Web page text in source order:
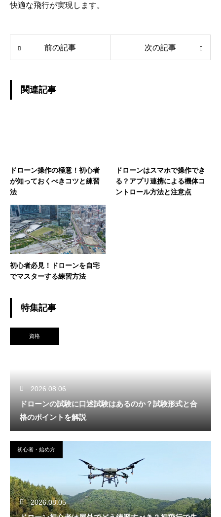
快適な飛行が実現します。
前の記事 次の記事
関連記事
ドローン操作の極意！初心者
が知っておくべきコツと練習
法
ドローンはスマホで操作でき
る？アプリ連携による機体コ
ントロール方法と注意点
初心者必見！ドローンを自宅
でマスターする練習方法
特集記事
資格
2026.08.06
ドローンの試験に口述試験はあるのか？試験形式と合
格のポイントを解説
初心者・始め方
2026.08.05